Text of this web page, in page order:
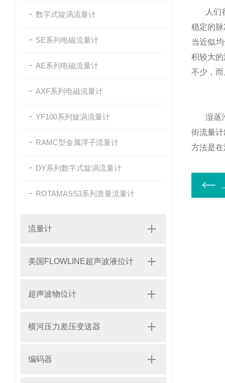
数字式旋涡流量计
SE系列电磁流量计
AE系列电磁流量计
AXF系列电磁流量计
YF100系列旋涡流量计
RAMC型金属浮子流量计
DY系列数字式旋涡流量计
ROTAMASS3系列质量流量计
流量计
美国FLOWLINE超声波液位计
超声波物位计
横河压力差压变送器
编码器
人
稳定的
当近似
积较大
不少，
湿蒸
街流量
方法是